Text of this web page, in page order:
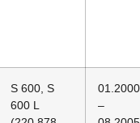
S 600, S
600 L
01.2000
–